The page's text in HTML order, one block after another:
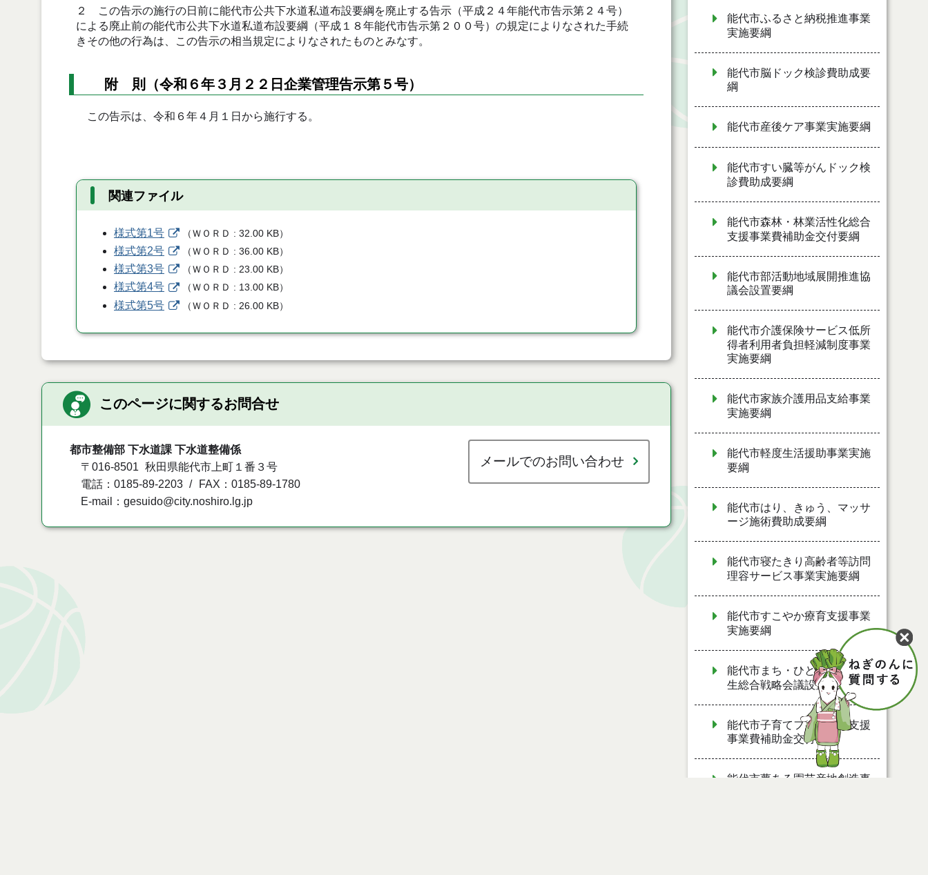
２ この告示の施行の日前に能代市公共下水道私道布設要綱を廃止する告示（平成２４年能代市告示第２４号）
による廃止前の能代市公共下水道私道布設要綱（平成１８年能代市告示第２００号）の規定によりなされた手続
きその他の行為は、この告示の相当規定によりなされたものとみなす。
附 則（令和６年３月２２日企業管理告示第５号）
この告示は、令和６年４月１日から施行する。
関連ファイル
様式第1号 （ＷＯＲＤ 32.00 KB）
様式第2号 （ＷＯＲＤ 36.00 KB）
様式第3号 （ＷＯＲＤ 23.00 KB）
様式第4号 （ＷＯＲＤ 13.00 KB）
様式第5号 （ＷＯＲＤ 26.00 KB）
このページに関するお問合せ
都市整備部 下水道課 下水道整備係
〒016-8501
秋田県能代市上町１番３号
電話：0185-89-2203
FAX：0185-89-1780
E-mail：gesuido@city.noshiro.lg.jp
メールでのお問い合わせ
能代市ふるさと納税推進事業
実施要綱
能代市脳ドック検診費助成要
綱
能代市産後ケア事業実施要綱
能代市すい臓等がんドック検
診費助成要綱
能代市森林・林業活性化総合
支援事業費補助金交付要綱
能代市部活動地域展開推進協
議会設置要綱
能代市介護保険サービス低所
得者利用者負担軽減制度事業
実施要綱
能代市家族介護用品支給事業
実施要綱
能代市軽度生活援助事業実施
要綱
能代市はり、きゅう、マッサ
ージ施術費助成要綱
能代市寝たきり高齢者等訪問
理容サービス事業実施要綱
能代市すこやか療育支援事業
実施要綱
能代市まち・ひと・しごと創
生総合戦略会議設置要綱
能代市子育てファミリー支援
事業費補助金交付要綱
能代市夢ある園芸産地創造事